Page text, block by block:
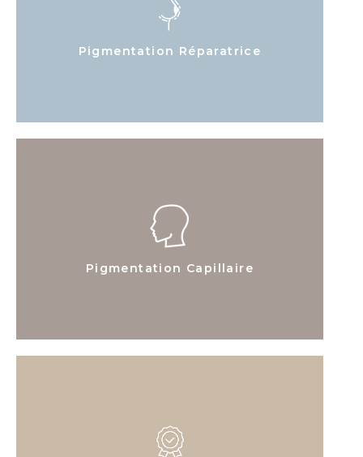
Pigmentation Réparatrice
Pigmentation Capillaire